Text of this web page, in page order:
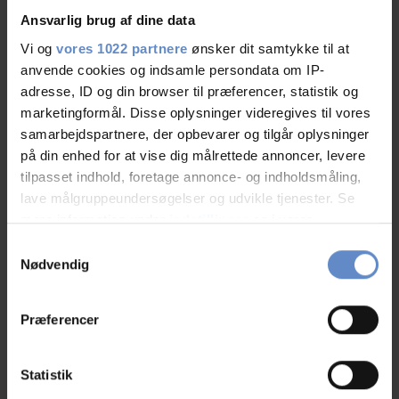
Ansvarlig brug af dine data
Vi og vores 1022 partnere ønsker dit samtykke til at
anvende cookies og indsamle persondata om IP-
adresse, ID og din browser til præferencer, statistik og
marketingformål. Disse oplysninger videregives til vores
samarbejdspartnere, der opbevarer og tilgår oplysninger
på din enhed for at vise dig målrettede annoncer, levere
tilpasset indhold, foretage annonce- og indholdsmåling,
lave målgruppeundersøgelser og udvikle tjenester. Se
mere information underindstillingerog i vores
tilbage eller ændre indstillinger fra vores
"Cookiedeklaration", eller ved at trykke på "Privacy
Indsamle præcise oplysninger om din placering,
Nødvendig
Præferencer
Statistik
udfordringer og måltider efter ønske.
Vælg os hvis jeres teambuilding/kursus/møde ikke skal være formelt men
spændende og udfordrende!
PS: Vi booker også gerne jeres bus, sejltur til Christiansø og meget mere.
Facilities